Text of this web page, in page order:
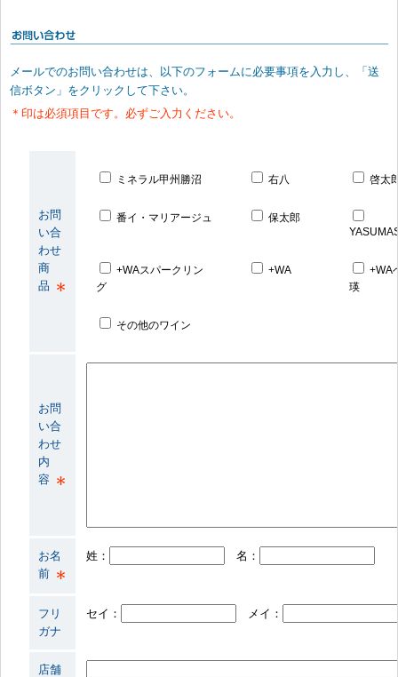
メールでのお問い合わせは、以下のフォームに必要事項を入力し、「送
信ボタン」をクリックして下さい。
＊印は必須項目です。必ずご入力ください。
お問
い合
わせ
商
品
ミネラル甲州勝沼 右八 啓太
番イ・マリアージュ
保太郎
+WAスパークリン
グ
+WA
+WA
瑛
その他のワイン
お問
い合
わせ
内
容
お名
前
姓： 名：
フリ
ガナ
セイ： メイ：
店舗